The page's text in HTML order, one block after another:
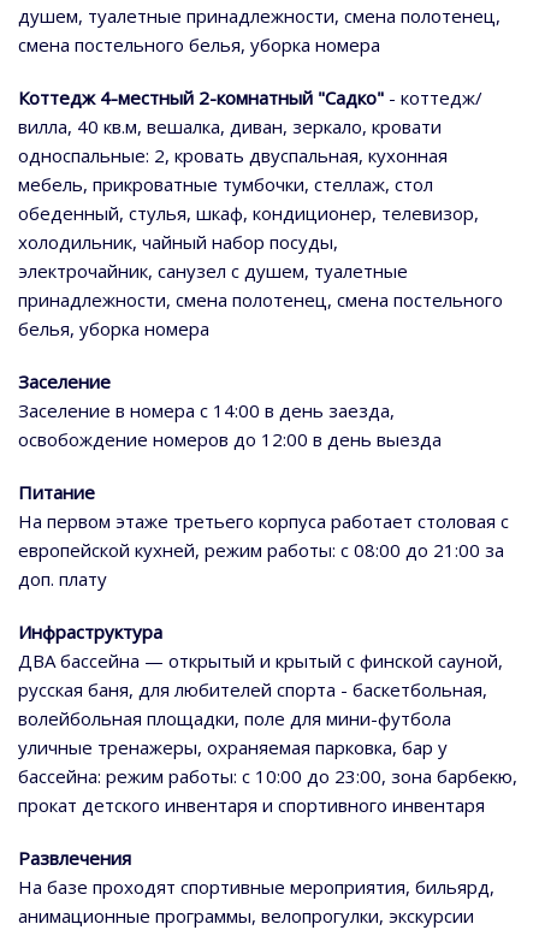
душем, туалетные принадлежности, смена полотенец,
смена постельного белья, уборка номера
Коттедж 4-местный 2-комнатный "Садко" - коттедж/
вилла, 40 кв.м, вешалка, диван, зеркало, кровати
односпальные: 2, кровать двуспальная, кухонная
мебель, прикроватные тумбочки, стеллаж, стол
обеденный, стулья, шкаф, кондиционер, телевизор,
холодильник, чайный набор посуды,
электрочайник, санузел с душем, туалетные
принадлежности, смена полотенец, смена постельного
белья, уборка номера
Заселение
Заселение в номера с 14:00 в день заезда,
освобождение номеров до 12:00 в день выезда
Питание
На первом этаже третьего корпуса работает столовая с
европейской кухней, режим работы: с 08:00 до 21:00 за
доп. плату
Инфраструктура
ДВА бассейна — открытый и крытый с финской сауной,
русская баня, для любителей спорта - баскетбольная,
волейбольная площадки, поле для мини-футбола
уличные тренажеры, охраняемая парковка, бар у
бассейна: режим работы: с 10:00 до 23:00, зона барбекю,
прокат детского инвентаря и спортивного инвентаря
Развлечения
На базе проходят спортивные мероприятия, бильярд,
анимационные программы, велопрогулки, экскурсии